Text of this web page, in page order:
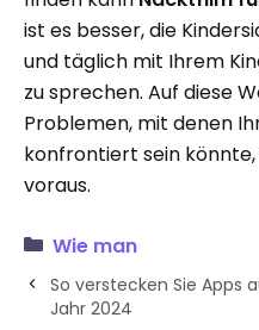
ist es besser, die
und täglich mit Ihrem
zu sprechen. Auf diese
Problemen, mit denen
konfrontiert sein
voraus.
Wie man
So verstecken Sie Apps
Jahr 2024